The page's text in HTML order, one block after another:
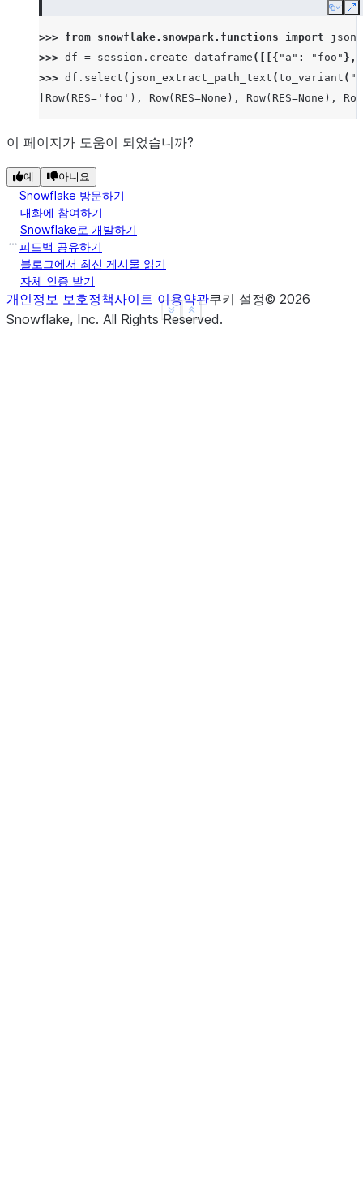
Copy
>>> from snowflake.snowpark.functions import
>>> df = session . create_dataframe ([[{ "a" : "foo" },
>>> df . select ( json_extract_path_text (to_variant (
[Row(RES='foo'), Row(RES=None), Row(RES=None),
Show less
See more
이 페이지가 도움이 되었습니까?
예 아니요
Snowflake 방문하기
대화에 참여하기
Snowflake로 개발하기
피드백 공유하기
블로그에서 최신 게시물 읽기
자체 인증 받기
개인정보 보호정책사이트 이용약관쿠키 설정© 2026
Snowflake, Inc. All Rights Reserved.